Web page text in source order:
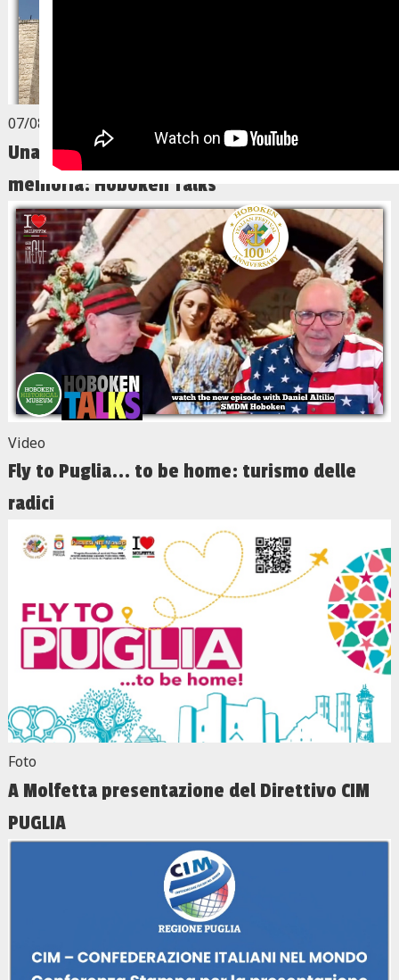
07/08/2026
Una storia che profuma di Puglia, di fede e di
memoria: Hoboken Talks
Video
Fly to Puglia... to be home: turismo delle
radici
Foto
A Molfetta presentazione del Direttivo CIM
PUGLIA